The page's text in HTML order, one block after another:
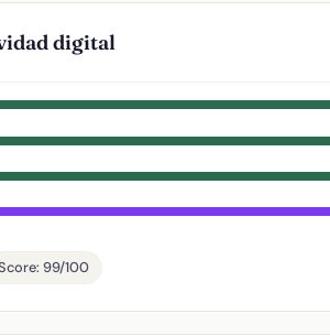
digital
99/100